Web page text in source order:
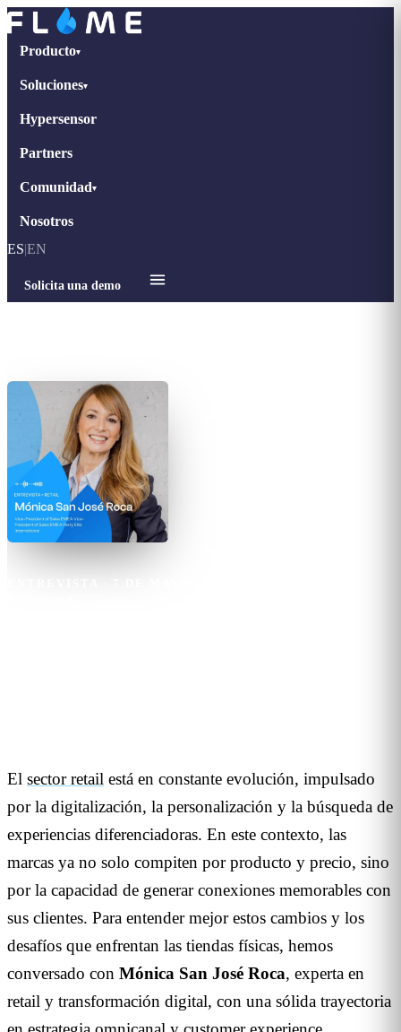
Producto▾
Soluciones▾
Hypersensor
Partners
Comunidad▾
Nosotros
ES|EN
Solicita una demo
El sector retail está en constante evolución, impulsado
por la digitalización, la personalización y la búsqueda de
experiencias diferenciadoras. En este contexto, las
marcas ya no solo compiten por producto y precio, sino
por la capacidad de generar conexiones memorables con
sus clientes. Para entender mejor estos cambios y los
desafíos que enfrentan las tiendas físicas, hemos
conversado con Mónica San José Roca, experta en
retail y transformación digital, con una sólida trayectoria